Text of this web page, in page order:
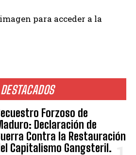
DESTACADOS
Forzoso de
Declaración de
Contra la Restauración
Capitalismo Gangsteril.
para acceder a la